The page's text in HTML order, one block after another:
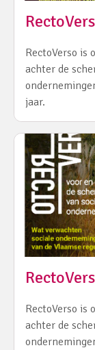
RectoVerso is
achter de
jaar.
RectoVerso is
achter de